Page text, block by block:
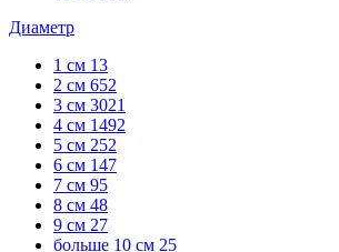
Диаметр
1 см 13
2 см 652
3 см 3021
4 см 1492
5 см 252
6 см 147
7 см 95
8 см 48
9 см 27
больше 10 см 25